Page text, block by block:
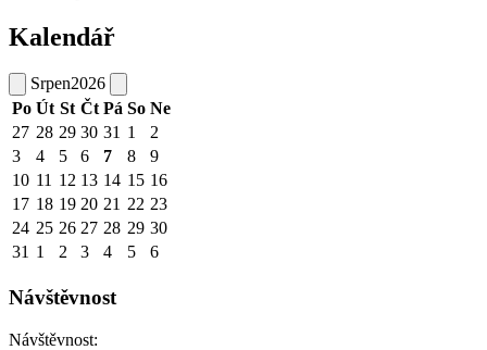
Kalendář
Srpen2026
Po Út St Čt Pá So Ne
27 28 29 30 31 1
2
3
4 5 6 7 8
9
10 11 12 13 14 15 16
17 18 19 20 21 22 23
24 25 26 27 28 29 30
31 1 2 3 4 5 6
Návštěvnost
Návštěvnost: